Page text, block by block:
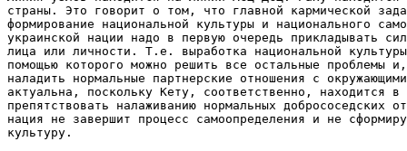
страны. Это говорит о том, что главной кармической
формирование национальной культуры и национального
украинской нации надо в первую очередь прикладывать
лица или личности. Т.е. выработка национальной
помощью которого можно решить все остальные проблемы
наладить нормальные партнерские отношения с
актуальна, поскольку Кету, соответственно, находится
препятствовать налаживанию нормальных добрососедских
нация не завершит процесс самоопределения и не
культуру.